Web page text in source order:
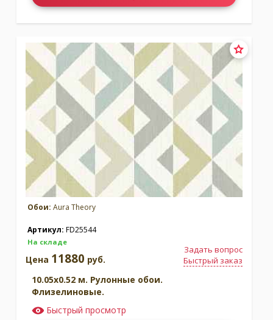
Обои: Aura Theory
Артикул: FD25544
На складе
Задать вопрос
Быстрый заказ
Цена 11880 руб.
10.05x0.52 м. Рулонные обои.
Флизелиновые.
Быстрый просмотр